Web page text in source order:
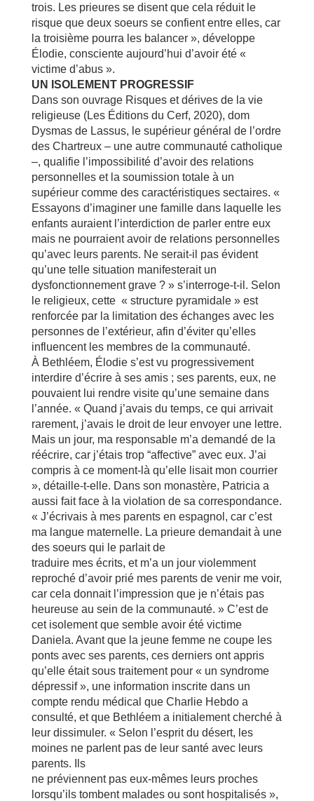
trois. Les prieures se disent que cela réduit le
risque que deux soeurs se confient entre elles, car
la troisième pourra les balancer », développe
Élodie, consciente aujourd’hui d’avoir été «
victime d’abus ».
UN ISOLEMENT PROGRESSIF
Dans son ouvrage Risques et dérives de la vie
religieuse (Les Éditions du Cerf, 2020), dom
Dysmas de Lassus, le supérieur général de l’ordre
des Chartreux – une autre communauté catholique
–, qualifie l’impossibilité d’avoir des relations
personnelles et la soumission totale à un
supérieur comme des caractéristiques sectaires. «
Essayons d’imaginer une famille dans laquelle les
enfants auraient l’interdiction de parler entre eux
mais ne pourraient avoir de relations personnelles
qu’avec leurs parents. Ne serait-il pas évident
qu’une telle situation manifesterait un
dysfonctionnement grave ? » s’interroge-t-il. Selon
le religieux, cette « structure pyramidale » est
renforcée par la limitation des échanges avec les
personnes de l’extérieur, afin d’éviter qu’elles
influencent les membres de la communauté.
À Bethléem, Élodie s’est vu progressivement
interdire d’écrire à ses amis ; ses parents, eux, ne
pouvaient lui rendre visite qu’une semaine dans
l’année. « Quand j’avais du temps, ce qui arrivait
rarement, j’avais le droit de leur envoyer une lettre.
Mais un jour, ma responsable m’a demandé de la
réécrire, car j’étais trop “affective” avec eux. J’ai
compris à ce moment-là qu’elle lisait mon courrier
», détaille-t-elle. Dans son monastère, Patricia a
aussi fait face à la violation de sa correspondance.
« J’écrivais à mes parents en espagnol, car c’est
ma langue maternelle. La prieure demandait à une
des soeurs qui le parlait de
traduire mes écrits, et m’a un jour violemment
reproché d’avoir prié mes parents de venir me voir,
car cela donnait l’impression que je n’étais pas
heureuse au sein de la communauté. » C’est de
cet isolement que semble avoir été victime
Daniela. Avant que la jeune femme ne coupe les
ponts avec ses parents, ces derniers ont appris
qu’elle était sous traitement pour « un syndrome
dépressif », une information inscrite dans un
compte rendu médical que Charlie Hebdo a
consulté, et que Bethléem a initialement cherché à
leur dissimuler. « Selon l’esprit du désert, les
moines ne parlent pas de leur santé avec leurs
parents. Ils
ne préviennent pas eux-mêmes leurs proches
lorsqu’ils tombent malades ou sont hospitalisés »,